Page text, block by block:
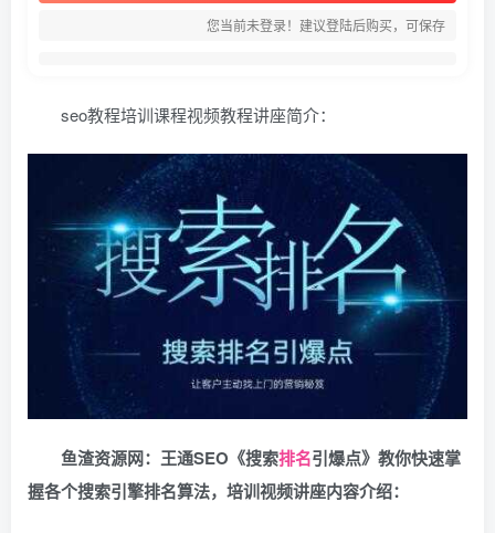
您当前未登录！建议登陆后购买，可保存
seo教程培训课程视频教程讲座简介：
鱼渣资源网：王通SEO《搜索排名引爆点》教你快速掌
握各个搜索引擎排名算法，培训视频讲座内容介绍：